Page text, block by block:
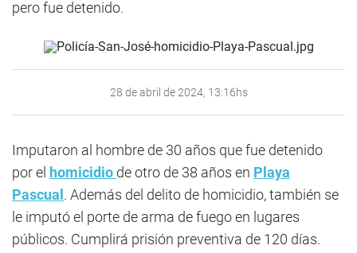
pero fue detenido.
28 de abril de 2024, 13:16hs
Imputaron al hombre de 30 años que fue detenido
por el homicidio de otro de 38 años en Playa
Pascual . Además del delito de homicidio, también se
le imputó el porte de arma de fuego en lugares
públicos. Cumplirá prisión preventiva de 120 días.